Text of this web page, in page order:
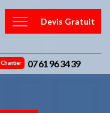
Devis Gratuit
Chantier 07 61 96 34 39